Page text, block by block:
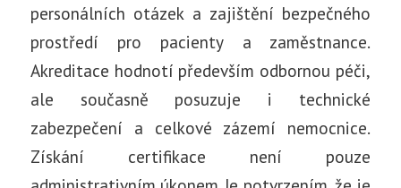
personálních otázek a zajištění bezpečného
prostředí pro pacienty a zaměstnance.
Akreditace hodnotí především odbornou péči,
ale současně posuzuje i technické
zabezpečení a celkové zázemí nemocnice.
Získání certifikace není pouze